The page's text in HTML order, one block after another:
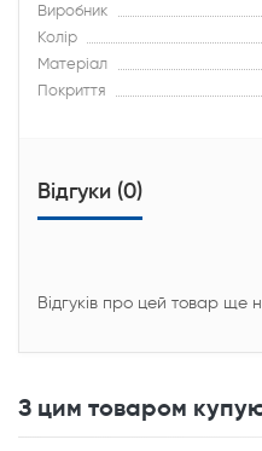
Виробник
Колір
Матеріал
Покриття
Відгуки (0)
Відгуків про цей товар ще
З цим товаром